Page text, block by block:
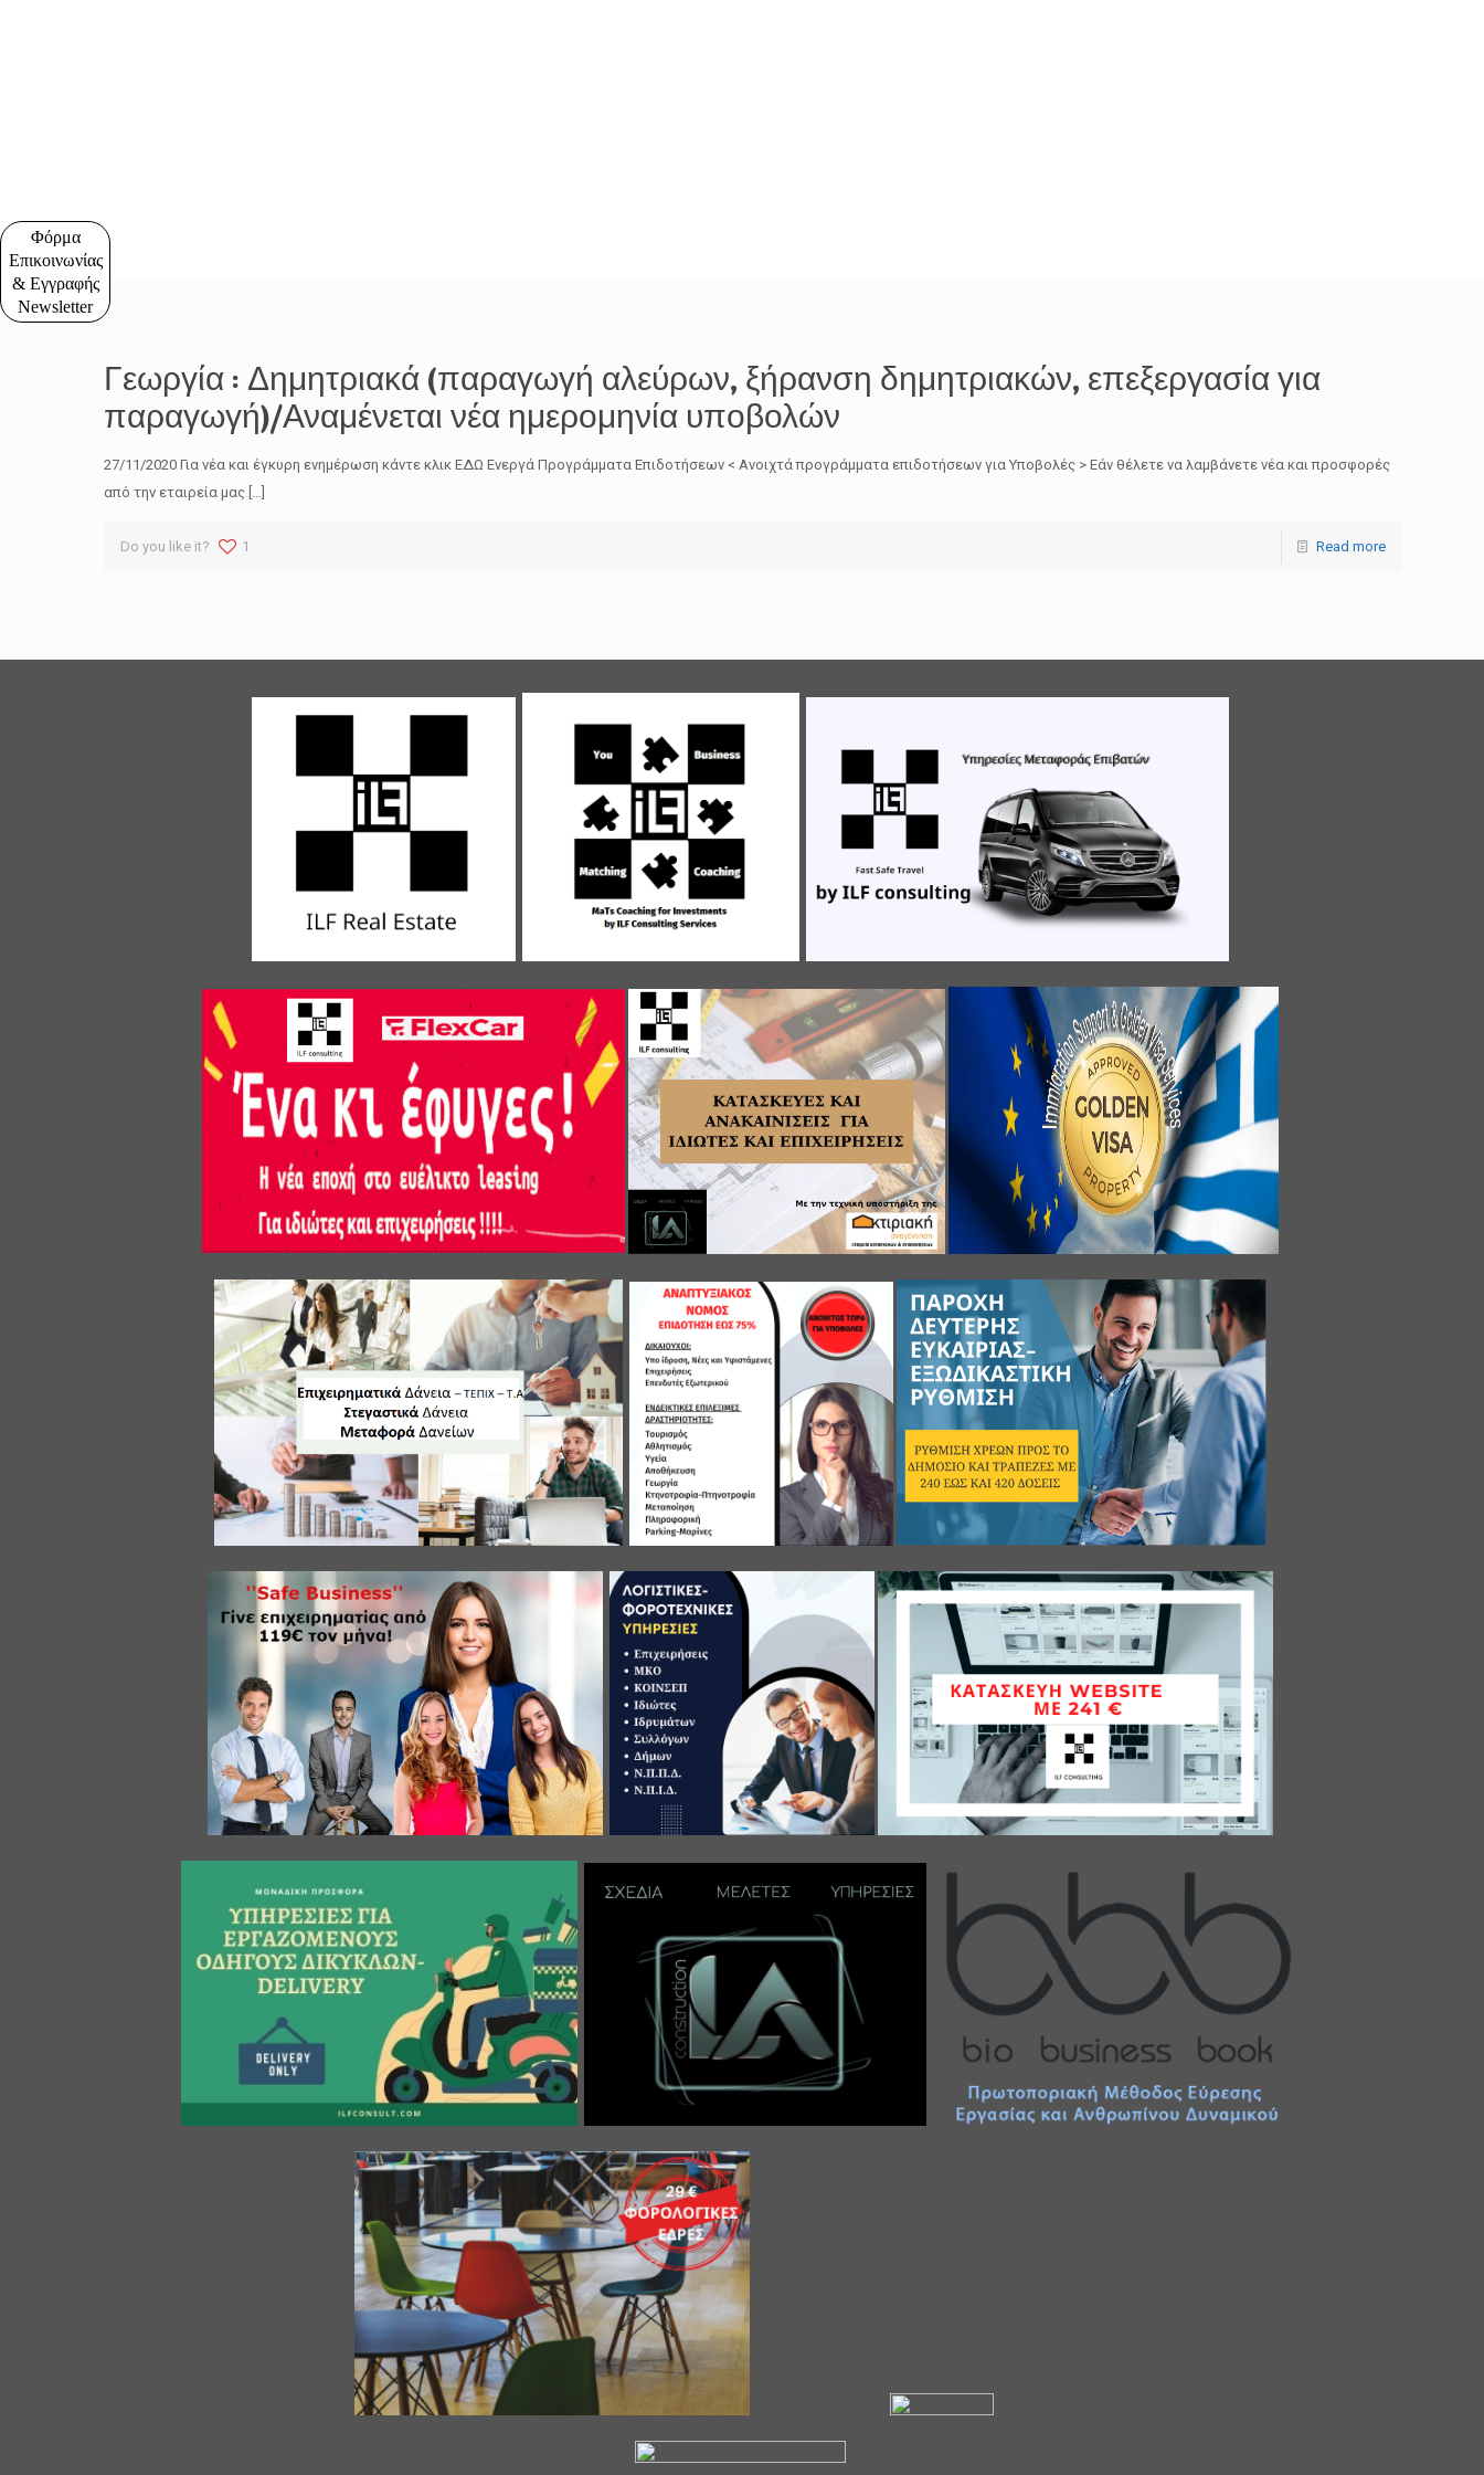
Φόρμα
Επικοινωνίας
& Εγγραφής
Newsletter
Γεωργία : Δημητριακά (παραγωγή αλεύρων, ξήρανση δημητριακών, επεξεργασία για
παραγωγή)/Αναμένεται νέα ημερομηνία υποβολών
27/11/2020 Για νέα και έγκυρη ενημέρωση κάντε κλικ ΕΔΩ Ενεργά Προγράμματα Επιδοτήσεων < Ανοιχτά προγράμματα επιδοτήσεων για Υποβολές > Εάν θέλετε να λαμβάνετε νέα και προσφορές
από την εταιρεία μας […]
Do you like it? 1 Read more